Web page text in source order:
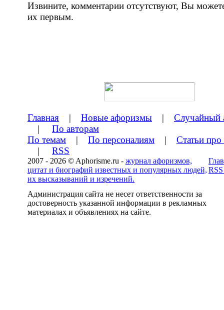
Извините, комментарии отсутствуют, Вы
их первым.
Главная | Новые афоризмы | Случайный
| По авторам
По темам | По персоналиям | Статьи
| RSS
2007 - 2026 © Aphorisme.ru - журнал афоризмов,
цитат и биографий известных и популярных людей,
их высказываний и изречений.
Администрация сайта не несет ответственности за
достоверность указанной информации в рекламных
материалах и объявлениях на сайте.